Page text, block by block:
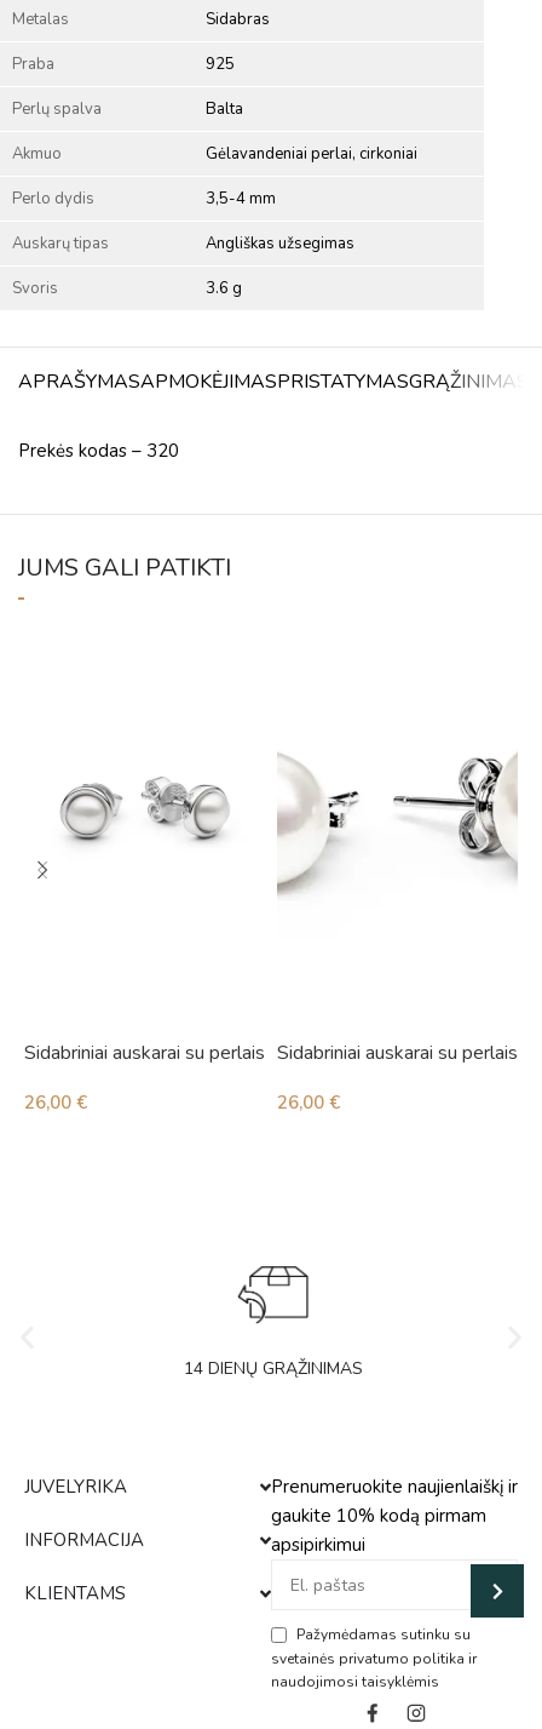
Metalas Sidabras
Praba 925
Perlų spalva Balta
Akmuo Gėlavandeniai perlai, cirkoniai
Perlo dydis 3,5-4 mm
Auskarų tipas Angliškas užsegimas
Svoris 3.6 g
APRAŠYMASAPMOKĖJIMASPRISTATYMASGRĄŽINIMAS
Prekės kodas – 320
JUMS GALI PATIKTI
Sidabriniai auskarai su perlais
26,00 €
Sidabriniai auskarai su perlais
26,00 €
14 DIENŲ GRĄŽINIMAS
JUVELYRIKA
INFORMACIJA
KLIENTAMS
Prenumeruokite naujienlaiškį ir
gaukite 10% kodą pirmam
apsipirkimui
Pažymėdamas sutinku su
svetainės privatumo politika ir
naudojimosi taisyklėmis
Alternative: